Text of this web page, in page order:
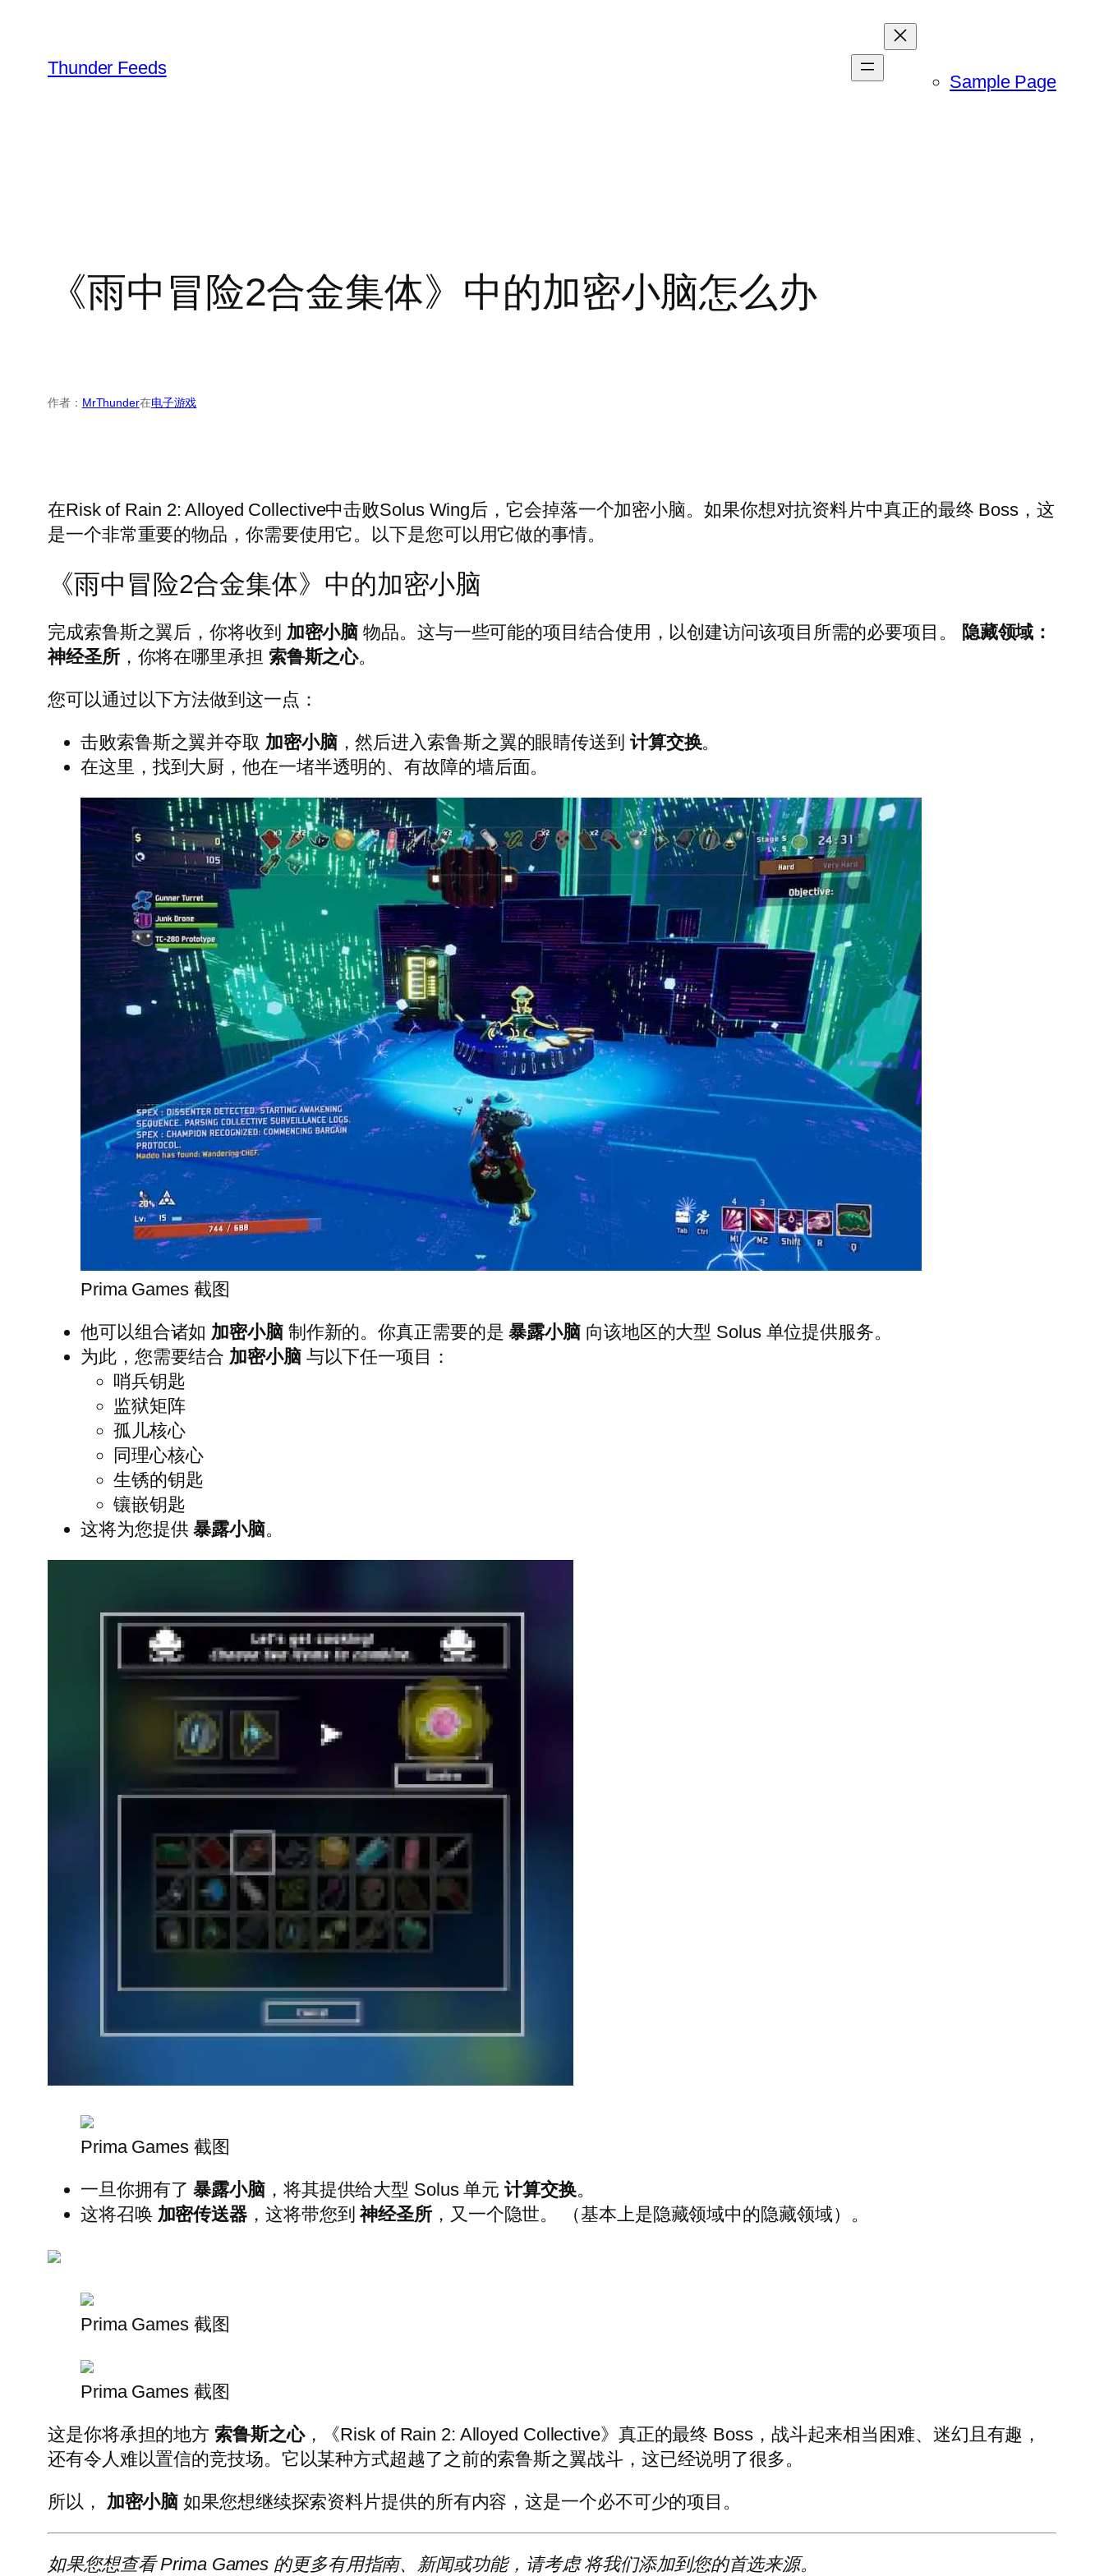
Thunder Feeds
Sample Page
《雨中冒险2合金集体》中的加密小脑怎么办
作者： MrThunder在电子游戏
在Risk of Rain 2: Alloyed Collective中击败Solus Wing后，它会掉落一个加密小脑。如果你想对抗资料片中真正的最终 Boss，这
是一个非常重要的物品，你需要使用它。以下是您可以用它做的事情。
《雨中冒险2合金集体》中的加密小脑
完成索鲁斯之翼后，你将收到 加密小脑 物品。这与一些可能的项目结合使用，以创建访问该项目所需的必要项目。
隐藏领域：
神经圣所，你将在哪里承担 索鲁斯之心。
您可以通过以下方法做到这一点：
击败索鲁斯之翼并夺取 加密小脑，然后进入索鲁斯之翼的眼睛传送到 计算交换。
在这里，找到大厨，他在一堵半透明的、有故障的墙后面。
Prima Games 截图
他可以组合诸如 加密小脑制作新的。你真正需要的是暴露小脑 向该地区的大型 Solus 单位提供服务。
为此，您需要结合 加密小脑与以下任一项目：
哨兵钥匙
监狱矩阵
孤儿核心
同理心核心
生锈的钥匙
镶嵌钥匙
这将为您提供暴露小脑。
Prima Games 截图
一旦你拥有了暴露小脑，将其提供给大型 Solus 单元计算交换。
这将召唤 加密传送器 ，这将带您到神经圣所，又一个隐世。 （基本上是隐藏领域中的隐藏领域）。
Prima Games 截图
Prima Games 截图
这是你将承担的地方 索鲁斯之心，《Risk of Rain 2: Alloyed Collective》真正的最终 Boss，战斗起来相当困难、迷幻且有趣，
还有令人难以置信的竞技场。它以某种方式超越了之前的索鲁斯之翼战斗，这已经说明了很多。
所以， 加密小脑 如果您想继续探索资料片提供的所有内容，这是一个必不可少的项目。
如果您想查看 Prima Games 的更多有用指南、新闻或功能，请考虑将我们添加到您的首选来源。